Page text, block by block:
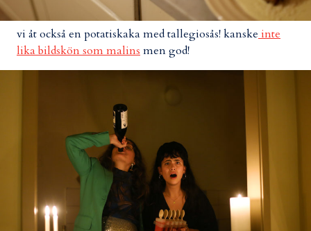
vi åt också en potatiskaka med tallegiosås! kanske inte
lika bildskön som malins men god!